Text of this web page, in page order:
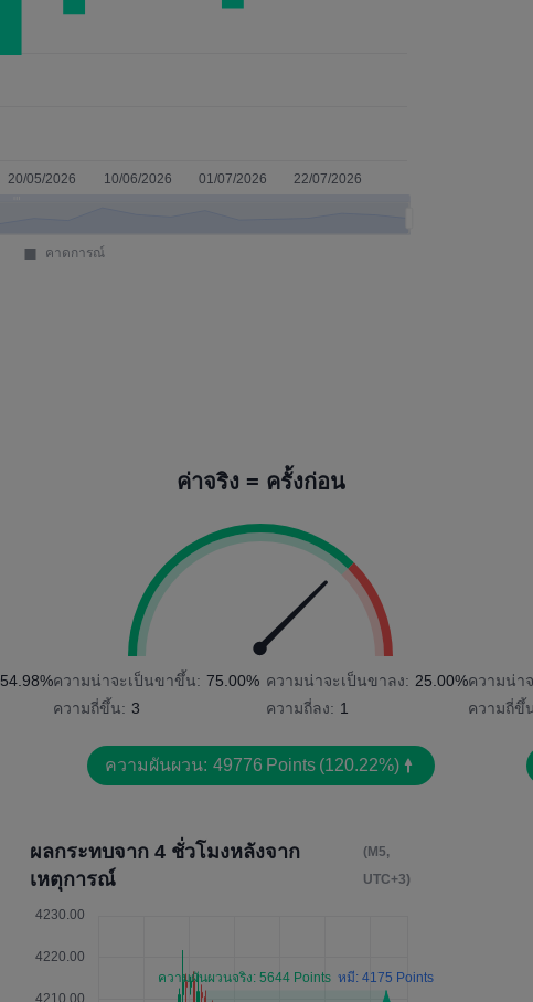
54.98%
ค่าจริง = ครั้งก่อน
ความน่าจะเป็นขาขึ้น: 75.00%
ความถี่ขึ้น: 3
ความน่าจะเป็นขาลง: 25.00%
ความถี่ลง: 1
ความผันผวน: 49776 Points (120.22%)
ความน่า
ความถี่ขึ้
ผลกระทบจาก 4 ชั่วโมงหลังจาก
เหตุการณ์
(M5,
UTC+3)